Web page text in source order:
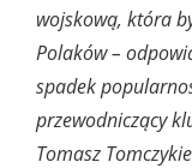
wojskową, która
Polaków –
spadek
przewodniczący
Tomasz